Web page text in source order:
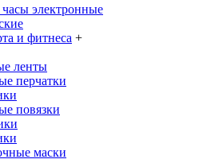
электронные
и фитнеса +
ленты
перчатки
повязки
маски